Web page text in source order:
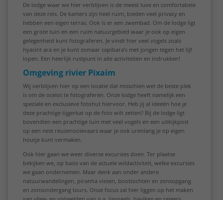
De lodge waar we hier verblijven is de meest luxe en comfortabele
van deze reis. De kamers zijn heel ruim, bieden veel privacy en
hebben een eigen terras. Ook is er een zwembad. Om de lodge ligt
een grote tuin en een ruim natuurgebied waar je ook op eigen
gelegenheid kunt fotograferen. Je vindt hier veel vogels zoals
hyacint ara en je kunt zomaar capibara’s met jongen tegen het lijf
lopen. Een heerlijk rustpunt in alle activiteiten en indrukken!
Omgeving rivier Pixaim
Wij verblijven hier op een locatie dat misschien wel de beste plek
is om de ocelot te fotograferen. Onze lodge heeft namelijk een
speciale en exclusieve fotohut hiervoor. Heb jij al ideeën hoe je
deze prachtige tijgerkat op de foto wilt zetten? Bij de lodge ligt
bovendien een prachtige tuin met veel vogels en een uitkijkpost
op een nest reuzenooievaars waar je ook urenlang je op eigen
houtje kunt vermaken.
Ook hier gaan we weer diverse excursies doen. Ter plaatse
bekijken we, op basis van de actuele wildactiviteit, welke excursies
we gaan ondernemen. Maar denk aan onder andere
natuurwandelingen, piranha vissen, boottochten en zonsopgang
en zonsondergang tours. Onze focus zal hier liggen op het maken
van vlieg- en visbeelden van o.a. ijsvogels, haviken en reigers.